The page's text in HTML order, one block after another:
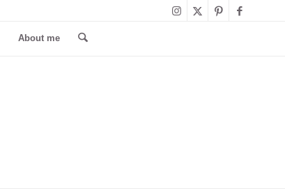
About me